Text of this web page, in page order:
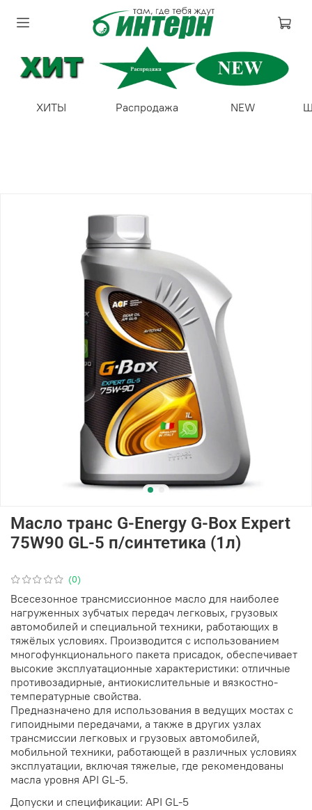
ХИТЫ Распродажа NEW
(0)
Масло транс G-Energy G-Box Expert
75W90 GL-5 п/синтетика (1л)
Всесезонное трансмиссионное масло для наиболее
нагруженных зубчатых передач легковых, грузовых
автомобилей и специальной техники, работающих в
тяжёлых условиях. Производится с использованием
многофункционального пакета присадок, обеспечивает
высокие эксплуатационные характеристики: отличные
противозадирные, антиокислительные и вязкостно-
температурные свойства.
Предназначено для использования в ведущих мостах с
гипоидными передачами, а также в других узлах
трансмиссии легковых и грузовых автомобилей,
мобильной техники, работающей в различных условиях
эксплуатации, включая тяжелые, где рекомендованы
масла уровня API GL-5.
Допуски и спецификации: API GL-5